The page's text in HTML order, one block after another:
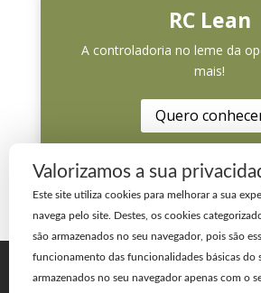
RC Lean
A controladoria no leme da
mais!
Quero
Home A Empresa
Cases de Sucesso
Valorizamos a sua
Este site utiliza cookies para melhorar a sua
navega pelo site. Destes, os cookies
são armazenados no seu navegador, pois são
funcionamento das funcionalidades básicas do
armazenados no seu navegador apenas com o